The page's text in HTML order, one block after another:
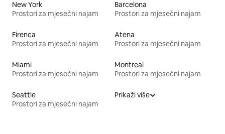
New York
Prostori za mjesečni najam
Barcelona
Prostori za mjesečni najam
Firenca
Prostori za mjesečni najam
Atena
Prostori za mjesečni najam
Miami
Prostori za mjesečni najam
Montreal
Prostori za mjesečni najam
Seattle
Prostori za mjesečni najam
Prikaži više